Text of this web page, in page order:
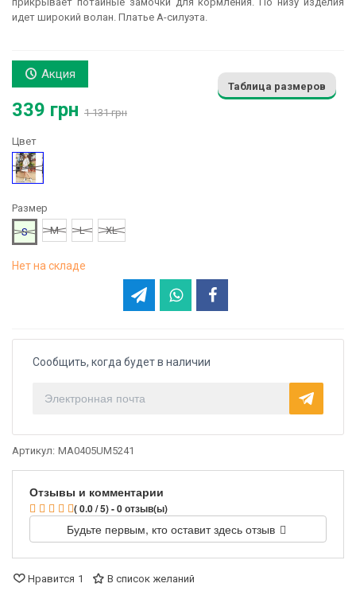
идет широкий волан. Платье А-силуэта.
Акция
339 грн 1 131 грн
Таблица размеров
Цвет
Молочный
Размер
S
M L XL
Нет на складе
Сообщить, когда будет в наличии
Артикул: MA0405UM5241
Отзывы и комментарии
( 0.0 / 5) - 0 отзыв(ы)
Будьте первым, кто оставит здесь отзыв
Нравится 1 В список желаний